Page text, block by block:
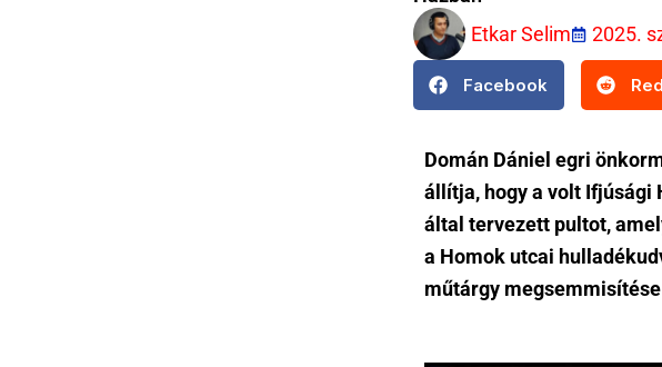
Etkar Selim
2025.
Facebook
Domán Dániel egri
állítja, hogy a volt Ifjúsági
által tervezett pultot,
a Homok utcai
műtárgy